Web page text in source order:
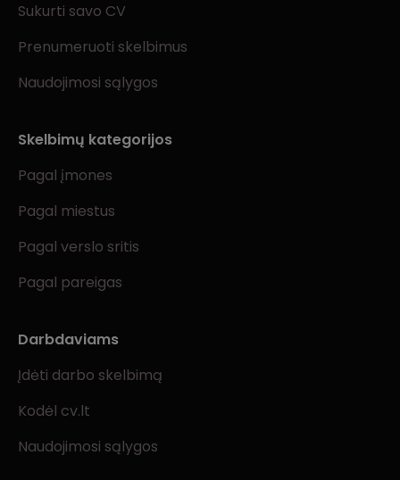
Sukurti savo CV
Prenumeruoti skelbimus
Naudojimosi sąlygos
Skelbimų kategorijos
Pagal įmones
Pagal miestus
Pagal verslo sritis
Pagal pareigas
Darbdaviams
Įdėti darbo skelbimą
Kodėl cv.lt
Naudojimosi sąlygos